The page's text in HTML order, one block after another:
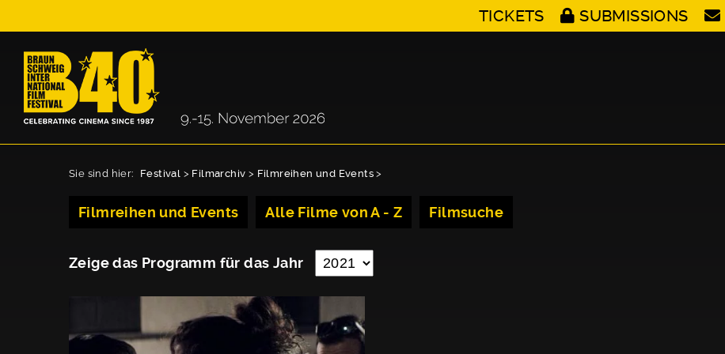
TICKETS SUBMISSIONS
Sie sind hier: Festival > Filmarchiv > Filmreihen und Events >
Filmreihen und Events Alle Filme von A - Z Filmsuche
Zeige das Programm für das Jahr